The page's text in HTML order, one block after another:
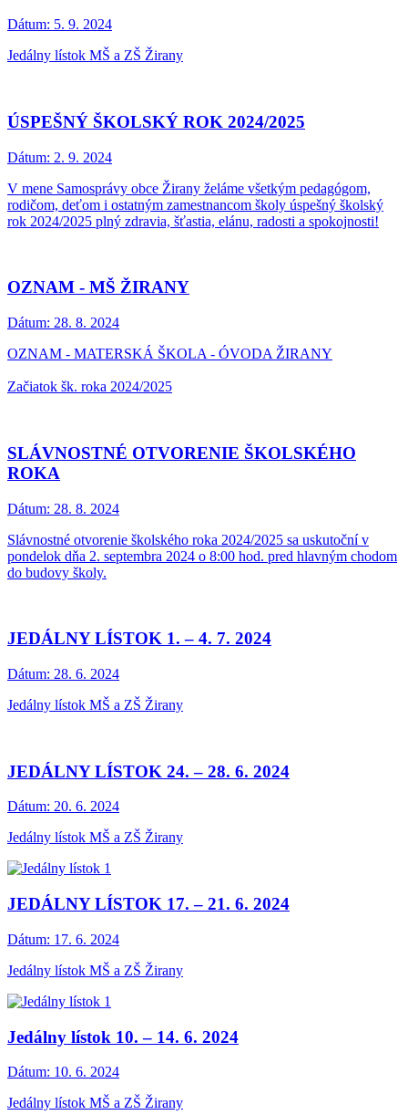
Dátum: 5. 9. 2024
Jedálny lístok MŠ a ZŠ Žirany
ÚSPEŠNÝ ŠKOLSKÝ ROK 2024/2025
Dátum: 2. 9. 2024
V mene Samosprávy obce Žirany želáme všetkým pedagógom,
rodičom, deťom i ostatným zamestnancom školy úspešný školský
rok 2024/2025 plný zdravia, šťastia, elánu, radosti a spokojnosti!
OZNAM - MŠ ŽIRANY
Dátum: 28. 8. 2024
OZNAM - MATERSKÁ ŠKOLA - ÓVODA ŽIRANY
Začiatok šk. roka 2024/2025
SLÁVNOSTNÉ OTVORENIE ŠKOLSKÉHO
ROKA
Dátum: 28. 8. 2024
Slávnostné otvorenie školského roka 2024/2025 sa uskutoční v
pondelok dňa 2. septembra 2024 o 8:00 hod. pred hlavným chodom
do budovy školy.
JEDÁLNY LÍSTOK 1. – 4. 7. 2024
Dátum: 28. 6. 2024
Jedálny lístok MŠ a ZŠ Žirany
JEDÁLNY LÍSTOK 24. – 28. 6. 2024
Dátum: 20. 6. 2024
Jedálny lístok MŠ a ZŠ Žirany
JEDÁLNY LÍSTOK 17. – 21. 6. 2024
Dátum: 17. 6. 2024
Jedálny lístok MŠ a ZŠ Žirany
Jedálny lístok 10. – 14. 6. 2024
Dátum: 10. 6. 2024
Jedálny lístok MŠ a ZŠ Žirany